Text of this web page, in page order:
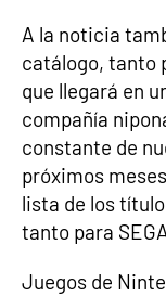
A la noticia
catálogo, tanto
que llegará en
compañía
constante de
próximos
lista de los
tanto para
Juegos de